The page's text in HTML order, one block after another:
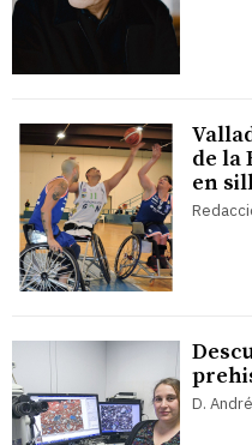
de la
en
D.